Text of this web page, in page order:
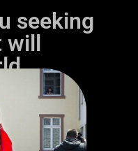
seeking
will